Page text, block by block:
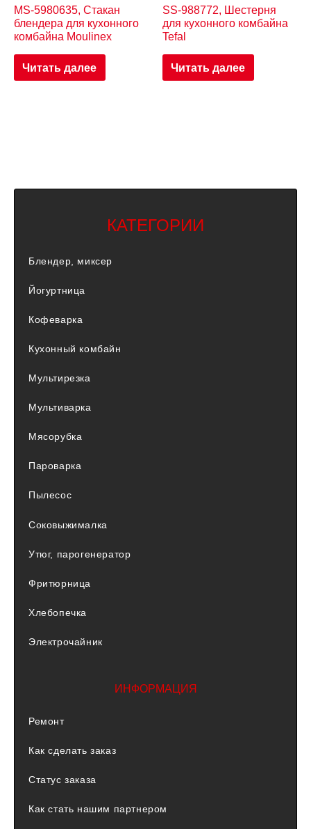
MS-5980635, Стакан
блендера для кухонного
комбайна Moulinex
Читать далее
SS-988772, Шестерня
для кухонного комбайна
Tefal
Читать далее
КАТЕГОРИИ
Блендер, миксер
Йогуртница
Кофеварка
Кухонный комбайн
Мультирезка
Мультиварка
Мясорубка
Пароварка
Пылесос
Соковыжималка
Утюг, парогенератор
Фритюрница
Хлебопечка
Электрочайник
ИНФОРМАЦИЯ
Ремонт
Как сделать заказ
Статус заказа
Как стать нашим партнером